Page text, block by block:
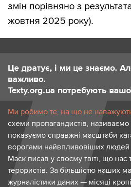
змін порівняно з
жовтня 2025 року).
Це дратує, і ми це знаємо.
важливо.
Texty.org.ua потребують
Ми робимо те, на що не
схеми пропагандистів, називаємо
показуємо справжні масштаби
ворогами найвпливовіших людей
Маск писав у своєму твіті, що нас
терористів. За більшістю наших
журналістики даних — місяці